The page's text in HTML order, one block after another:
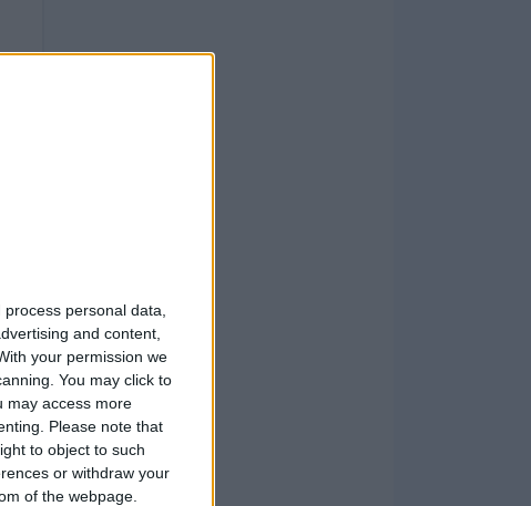
personal data,
and content,
your permission we
You may click to
may access more
Please note that
to object to such
or withdraw your
of the webpage.